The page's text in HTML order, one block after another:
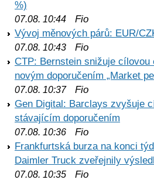
%)
07.08. 10:44 Fio
Vývoj měnových párů: EUR/
07.08. 10:43 Fio
CTP: Bernstein snižuje
novým doporučením „Market
07.08. 10:37Fio
Gen Digital: Barclays zvyšuje
stávajícím doporučením
07.08. 10:36 Fio
Frankfurtská burza na konci
Daimler Truck zveřejnily
07.08. 10:35 Fio